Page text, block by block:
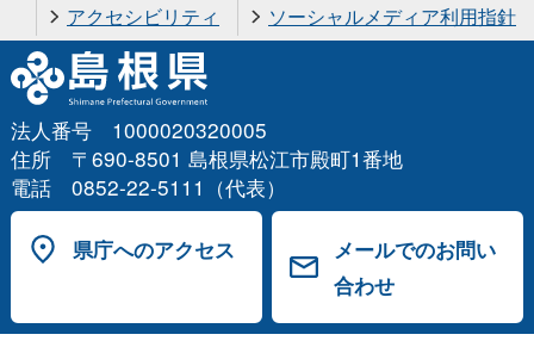
アクセシビリティ
ソーシャルメディア利用指針
法人番号 1000020320005
住所 〒690-8501 島根県松江市殿町1番地
電話 0852-22-5111（代表）
県庁へのアクセス
メールでのお問い
合わせ